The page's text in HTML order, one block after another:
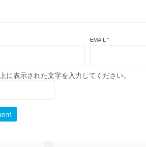
EMAIL *
上に表示された文字を入力してください。